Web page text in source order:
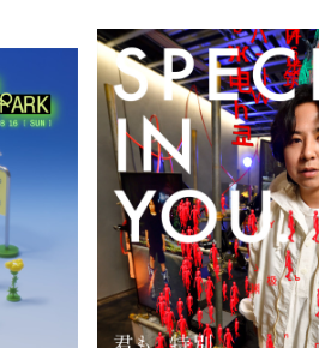
レストラン・カフェ
TAX FREE
PARCOメンバーズ
ภาษาไทย
日本語